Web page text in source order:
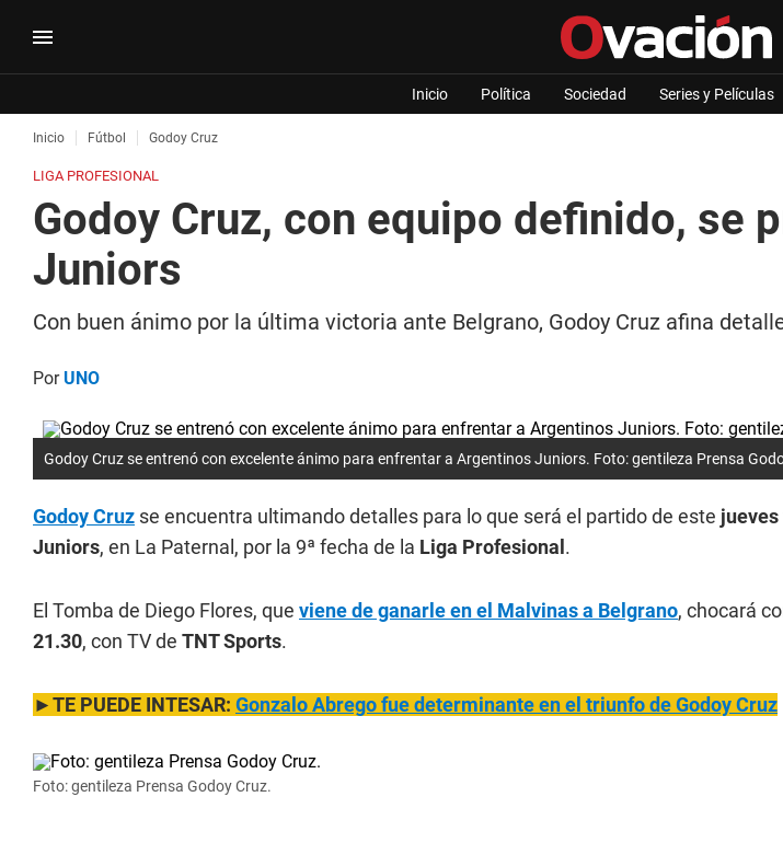
Inicio Política Sociedad Series y Películas
Inicio Fútbol Godoy Cruz
LIGA PROFESIONAL
Godoy Cruz, con equipo definido, se
Juniors
Con buen ánimo por la última victoria ante Belgrano, Godoy Cruz afina
PorUNO
Godoy Cruz se entrenó con excelente ánimo para enfrentar a Argentinos Juniors. Foto: gentileza Prensa
Godoy Cruz se encuentra ultimando detalles para lo que será el partido de este jueves
Juniors, en La Paternal, por la 9ª fecha de la Liga Profesional .
El Tomba de Diego Flores, que viene de ganarle en el Malvinas a Belgrano, chocará
21.30, con TV de TNT Sports.
►TE PUEDE INTESAR: Gonzalo Abrego fue determinante en el triunfo de Godoy Cruz
Foto: gentileza Prensa Godoy Cruz.